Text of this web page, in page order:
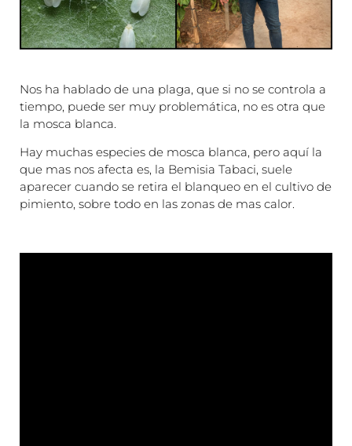
Nos ha hablado de una plaga, que si no se controla a
tiempo, puede ser muy problemática, no es otra que
la mosca blanca.
Hay muchas especies de mosca blanca, pero aquí la
que mas nos afecta es, la Bemisia Tabaci, suele
aparecer cuando se retira el blanqueo en el cultivo de
pimiento, sobre todo en las zonas de mas calor.